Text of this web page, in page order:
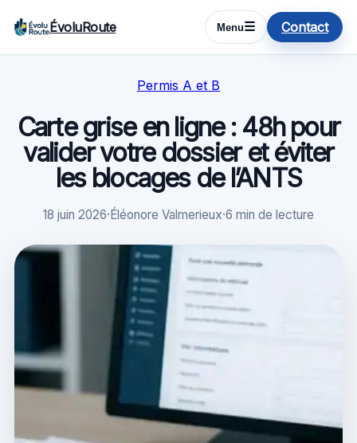
ÉvoluRoute Menu☰ Contact
Permis A et B
Carte grise en ligne : 48h pour
valider votre dossier et éviter
les blocages de l’ANTS
18 juin 2026·Éléonore Valmerieux·6 min de lecture